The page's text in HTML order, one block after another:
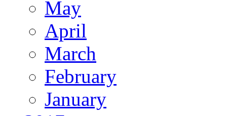
May
April
March
February
January